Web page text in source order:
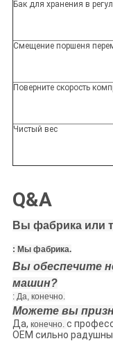
Бак для хранения в
Смещение поршеня
Поверните скорость
Чистый вес
Q&A
Вы фабрика или
: Мы фабрика.
Вы обеспечите
машин?
: Да, конечно.
Можете вы
Да, конечно. с
OEM сильно радушны.